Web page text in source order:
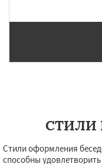
СТИЛИ
Стили оформления
способны